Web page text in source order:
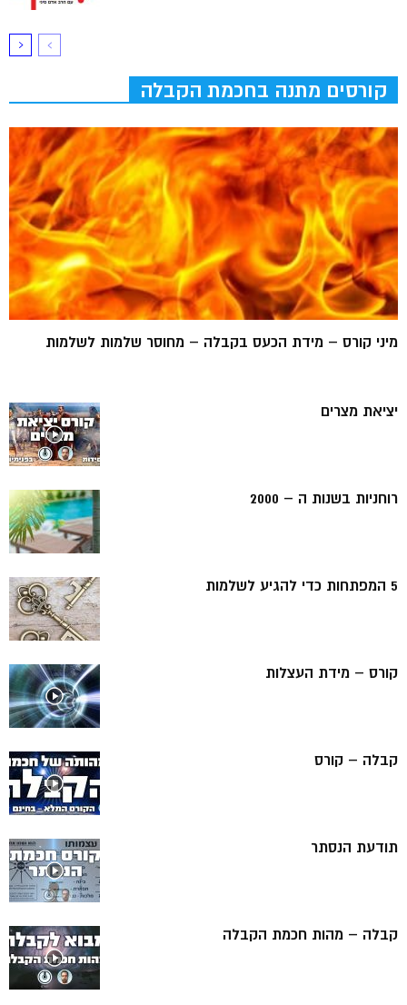
קורסים מתנה בחכמת הקבלה
מיני קורס – מידת הכעס בקבלה – מחוסר שלמות לשלמות
יציאת מצרים
רוחניות בשנות ה – 2000
5 המפתחות כדי להגיע לשלמות
קורס – מידת העצלות
קבלה – קורס
תודעת הנסתר
קבלה – מהות חכמת הקבלה